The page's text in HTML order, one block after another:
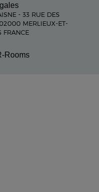
- 33 RUE DES
MERLIEUX-ET-
FRANCE
Rooms